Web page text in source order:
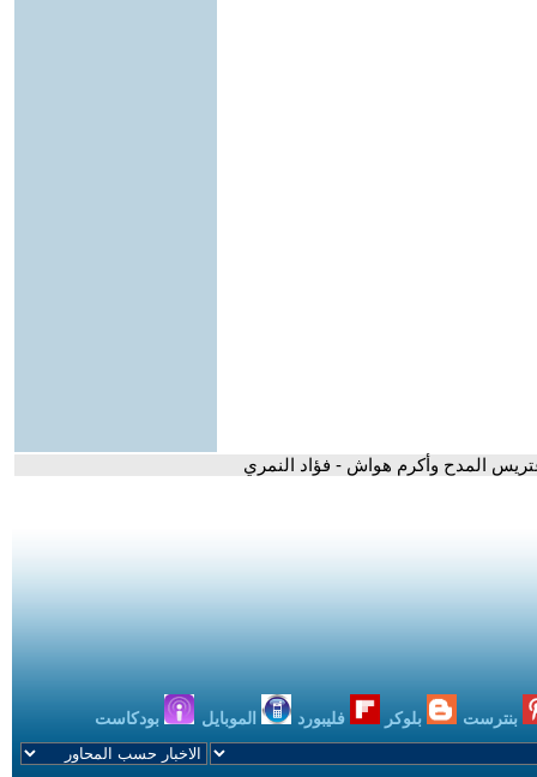
المدح وأكرم هواش - فؤاد النمري
بنترست بلوكر فليبورد الموبايل بودكاست